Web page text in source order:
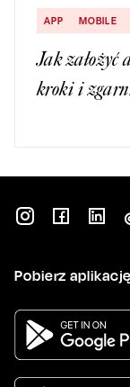
APP MOBILE
Jak
kroki i
Pobierz aplikację